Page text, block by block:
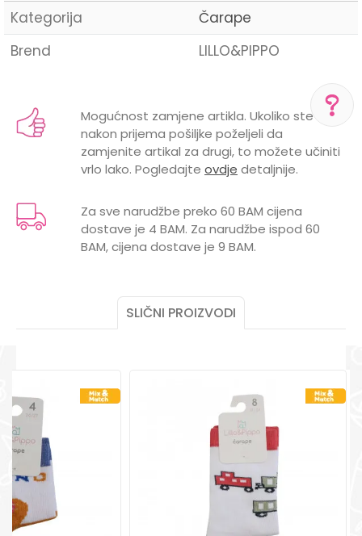
POMOĆ PRI KUPOVINI
Za više informacija,
+387 656-72209
Radno vreme
Pon-Subota: 09:00-
15:00h
Pišite nam
aksaonlinebih@aksabih.ba
Kategorija
Čarape
Brend
LILLO&PIPPO
Email
Mogućnost zamjene artikla. Ukoliko ste
nakon prijema pošiljke poželjeli da
zamjenite artikal za drugi, to možete učiniti
vrlo lako. Pogledajte ovdje detaljnije.
Za sve narudžbe preko 60 BAM cijena
dostave je 4 BAM. Za narudžbe ispod 60
BAM, cijena dostave je 9 BAM.
SLIČNI PROIZVODI